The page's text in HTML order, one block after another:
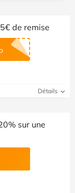
de remise
Détails
sur une